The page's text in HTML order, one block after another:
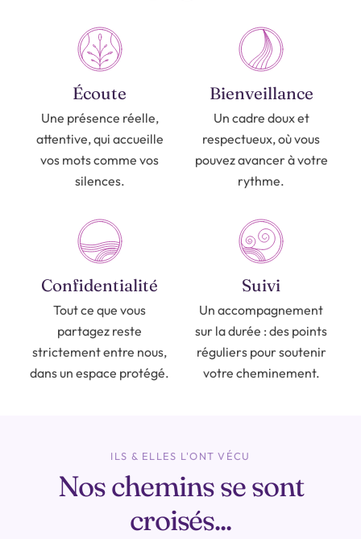
Écoute
Une présence réelle,
attentive, qui accueille
vos mots comme vos
silences.
Bienveillance
Un cadre doux et
respectueux, où vous
pouvez avancer à votre
rythme.
Confidentialité
Tout ce que vous
partagez reste
strictement entre nous,
dans un espace protégé.
Suivi
Un accompagnement
sur la durée : des points
réguliers pour soutenir
votre cheminement.
ILS & ELLES L'ONT VÉCU
Nos chemins se sont
croisés...